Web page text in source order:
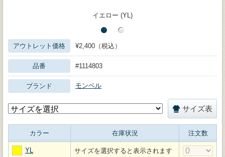
イエロー (YL)
アウトレット価格 ¥2,400（税込）
品番 #1114803
ブランド モンベル
サイズ表
カラー 在庫状況 注文数
YL サイズを選択すると表示されます